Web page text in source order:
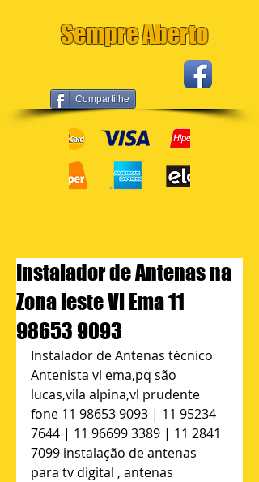
Compartilhe
Sempre Aberto
Instalador de Antenas na
Zona leste Vl Ema 11
98653 9093
Instalador de Antenas técnico
Antenista vl ema,pq são
lucas,vila alpina,vl prudente
fone 11 98653 9093 | 11 95234
7644 | 11 96699 3389 | 11 2841
7099 instalação de antenas
para tv digital , antenas